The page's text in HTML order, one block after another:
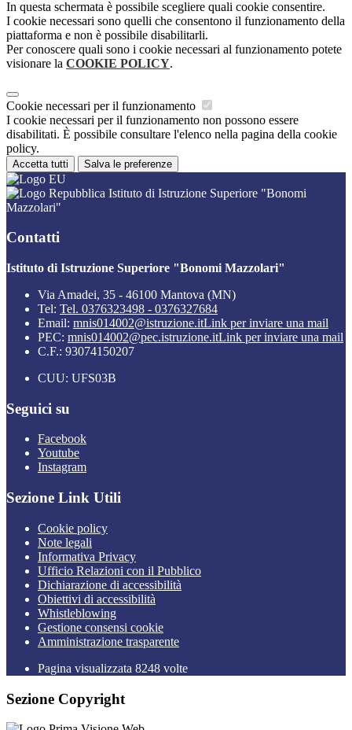
In questa schermata è possibile scegliere quali cookie consentire.
I cookie necessari sono quelli che consentono il funzionamento della
piattaforma e non è possibile disabilitarli.
Per conoscere quali sono i cookie necessari al funzionamento potete
visionare la COOKIE POLICY.
Cookie necessari per il funzionamento
I cookie necessari per il funzionamento non possono essere
disabilitati. È possibile consultare l'elenco nella pagina della cookie
policy.
Accetta tutti Salva le preferenze
Istituto di Istruzione Superiore "Bonomi
Mazzolari"
Contatti
Istituto di Istruzione Superiore "Bonomi Mazzolari"
Via Amadei, 35 - 46100 Mantova (MN)
Tel: Tel. 0376323498 - 0376327684
Email: mnis014002@istruzione.itLink per inviare una mail
PEC: mnis014002@pec.istruzione.itLink per inviare una mail
C.F.: 93074150207
CUU: UFS03B
Seguici su
Facebook
Youtube
Instagram
Sezione Link Utili
Cookie policy
Note legali
Informativa Privacy
Ufficio Relazioni con il Pubblico
Dichiarazione di accessibilità
Obiettivi di accessibilità
Whistleblowing
Gestione consensi cookie
Amministrazione trasparente
Pagina visualizzata 8248 volte
Sezione Copyright